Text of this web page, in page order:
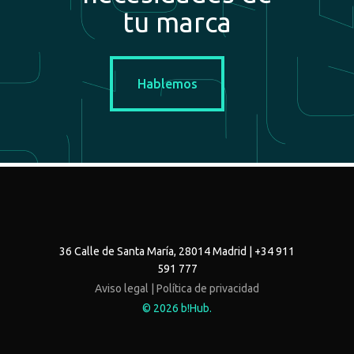
implicadas.
tu marca
Hablemos
36 Calle de Santa María, 28014 Madrid | +34 911
591 777
Aviso legal | Política de privacidad
© 2026 b!Hub.